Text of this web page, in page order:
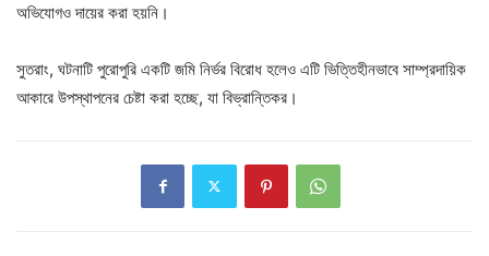
অভিযোগও দায়ের করা হয়নি।
সুতরাং, ঘটনাটি পুরোপুরি একটি জমি নির্ভর বিরোধ হলেও এটি ভিত্তিহীনভাবে সাম্প্রদায়িক
আকারে উপস্থাপনের চেষ্টা করা হচ্ছে, যা বিভ্রান্তিকর।